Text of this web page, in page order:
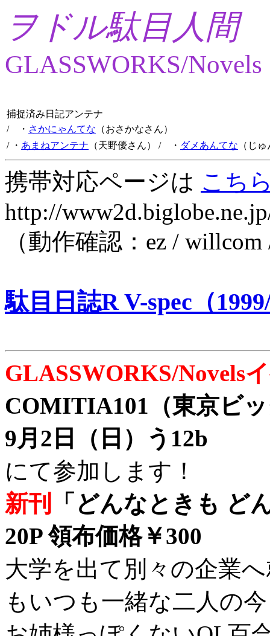
ヲドル駄目人間
GLASSWORKS/Novels
捕捉済み日記アンテナ
/ ・ さかにゃんてな （おさかなさん）
/ ・ あまねアンテナ （天野優さん） / ・ ダメあんてな （じ
携帯対応ページは こち
http://
（動作確認：ez /
駄目日誌R V-spec（
GLASSWORKS/Novels
COMITIA101（東京ビ
9月2日（日）う12b
にて参加します！
新刊
「どんなときも ど
20P 領布価格￥300
大学を出て別々の企業
もいつも一緒な二人の